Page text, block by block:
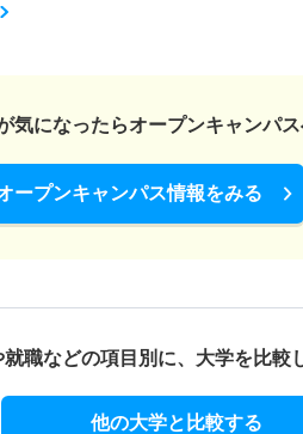
気になったらオープンキャンパス
ープンキャンパス情報をみる
職などの項目別に、 大学を比較
他の大学と比較する